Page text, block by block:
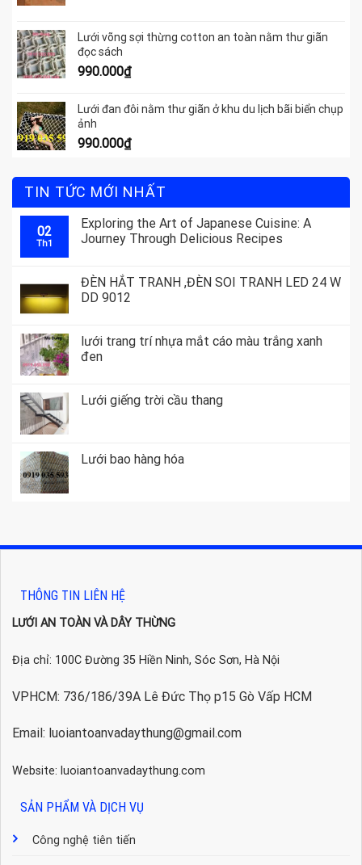
Lưới võng sợi thừng cotton an toàn nằm thư giãn
đọc sách
990.000₫
Lưới đan đôi nằm thư giãn ở khu du lịch bãi biển chụp
ảnh
990.000₫
TIN TỨC MỚI NHẤT
02
Th1
Exploring the Art of Japanese Cuisine: A
Journey Through Delicious Recipes
ĐÈN HẮT TRANH ,ĐÈN SOI TRANH LED 24 W
DD 9012
lưới trang trí nhựa mắt cáo màu trắng xanh
đen
Lưới giếng trời cầu thang
Lưới bao hàng hóa
THÔNG TIN LIÊN HỆ
LƯỚI AN TOÀN VÀ DÂY THỪNG
Địa chỉ: 100C Đường 35 Hiền Ninh, Sóc Sơn, Hà Nội
VPHCM: 736/186/39A Lê Đức Thọ p15 Gò Vấp HCM
Email: luoiantoanvadaythung@gmail.com
Website: luoiantoanvadaythung.com
SẢN PHẨM VÀ DỊCH VỤ
Công nghệ tiên tiến